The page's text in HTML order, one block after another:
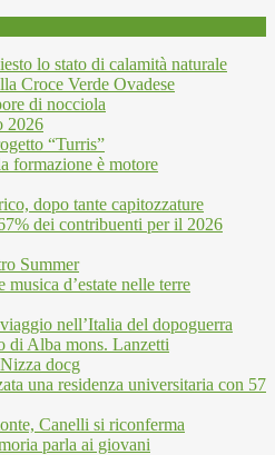
lo stato di calamità naturale
Croce Verde Ovadese
di nocciola
2026
“Turris”
formazione è motore
dopo tante capitozzature
dei contribuenti per il 2026
Summer
musica d’estate nelle terre
nell’Italia del dopoguerra
di Alba mons. Lanzetti
docg
una residenza universitaria con 57
Canelli si riconferma
parla ai giovani